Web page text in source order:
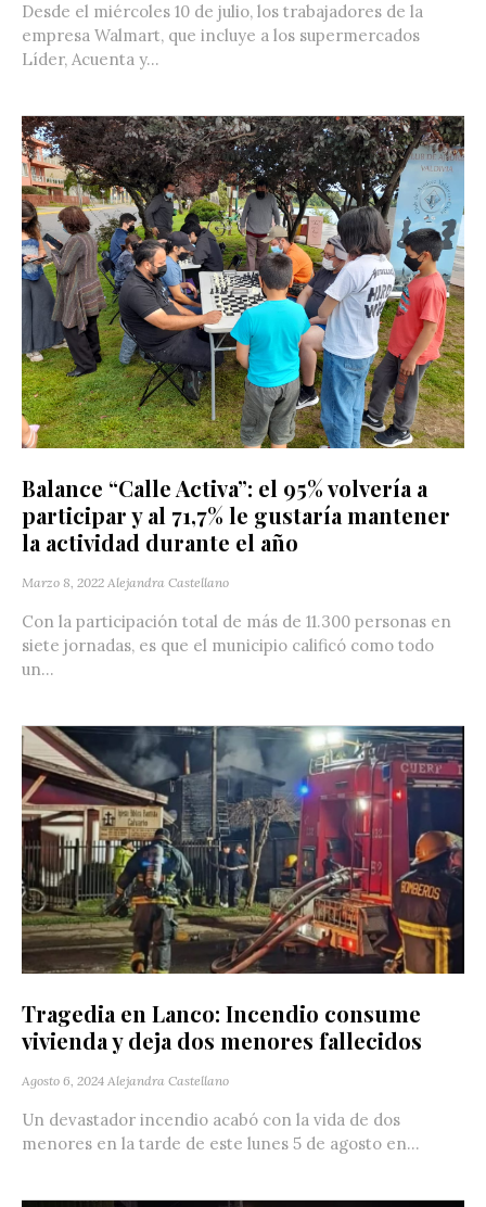
Desde el miércoles 10 de julio, los trabajadores de la
empresa Walmart, que incluye a los supermercados
Líder, Acuenta y...
Balance “Calle Activa”: el 95% volvería a
participar y al 71,7% le gustaría mantener
la actividad durante el año
Marzo 8, 2022 Alejandra Castellano
Con la participación total de más de 11.300 personas en
siete jornadas, es que el municipio calificó como todo
un...
Tragedia en Lanco: Incendio consume
vivienda y deja dos menores fallecidos
Agosto 6, 2024 Alejandra Castellano
Un devastador incendio acabó con la vida de dos
menores en la tarde de este lunes 5 de agosto en...